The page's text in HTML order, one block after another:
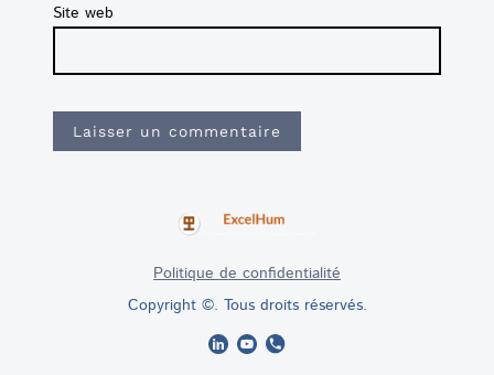
Site web
Politique de confidentialité
Copyright ©. Tous droits réservés.